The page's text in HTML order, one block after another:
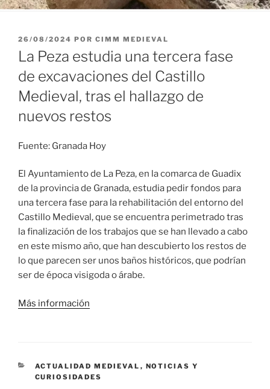
PUBLICADO
EL
26/08/2024 POR CIMM MEDIEVAL
La Peza estudia una tercera fase
de excavaciones del Castillo
Medieval, tras el hallazgo de
nuevos restos
Fuente: Granada Hoy
El Ayuntamiento de La Peza, en la comarca de Guadix
de la provincia de Granada, estudia pedir fondos para
una tercera fase para la rehabilitación del entorno del
Castillo Medieval, que se encuentra perimetrado tras
la finalización de los trabajos que se han llevado a cabo
en este mismo año, que han descubierto los restos de
lo que parecen ser unos baños históricos, que podrían
ser de época visigoda o árabe.
Más información
CATEGORÍAS
ACTUALIDAD MEDIEVAL , NOTICIAS Y
CURIOSIDADES